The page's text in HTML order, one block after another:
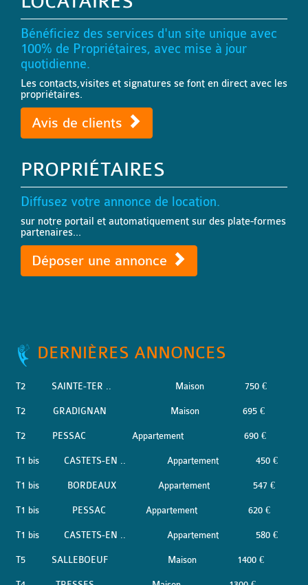
Bénéficiez des services d'un site unique avec
100% de Propriétaires, avec mise à jour
quotidienne.
Les contacts,visites et signatures se font en direct avec les
propriétaires.
Avis de clients
PROPRIÉTAIRES
Diffusez votre annonce de location.
sur notre portail et automatiquement sur des plate-formes
partenaires...
Déposer une annonce
DERNIÈRES ANNONCES
T2 SAINTE-TER .. Maison 750 €
T2 GRADIGNAN Maison 695 €
T2 PESSAC Appartement 690 €
T1 bis CASTETS-EN .. Appartement 450 €
T1 bis BORDEAUX Appartement 547 €
T1 bis PESSAC Appartement 620 €
T1 bis CASTETS-EN .. Appartement 580 €
T5 SALLEBOEUF Maison 1400 €